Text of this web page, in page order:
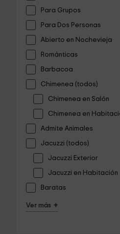
Para Grupos
Para Dos Personas
Abierto en Nochevieja
Románticas
Barbacoa
Chimenea (todos)
Chimenea en Salón
Chimenea en
Admite Animales
Jacuzzi (todos)
Jacuzzi Exterior
Jacuzzi en Habitación
Baratas
Ver más +